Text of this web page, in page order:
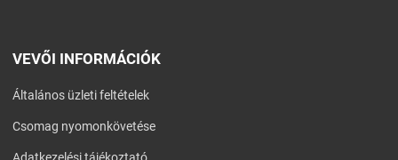
VEVŐI INFORMÁCIÓK
Általános üzleti feltételek
Csomag nyomonkövetése
Adatkezelési tájékoztató